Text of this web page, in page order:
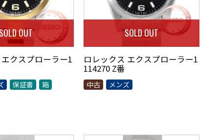
OUT
クスプローラー1
保証書 箱
SOLD OUT
ロレックス エクスプローラー1
114270 Z番
中古 メンズ